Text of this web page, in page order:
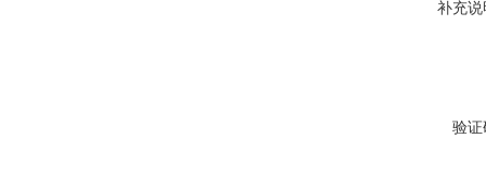
补充
验